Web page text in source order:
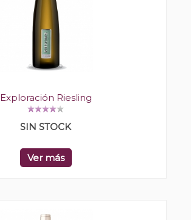
Exploración Riesling
SIN STOCK
Ver más